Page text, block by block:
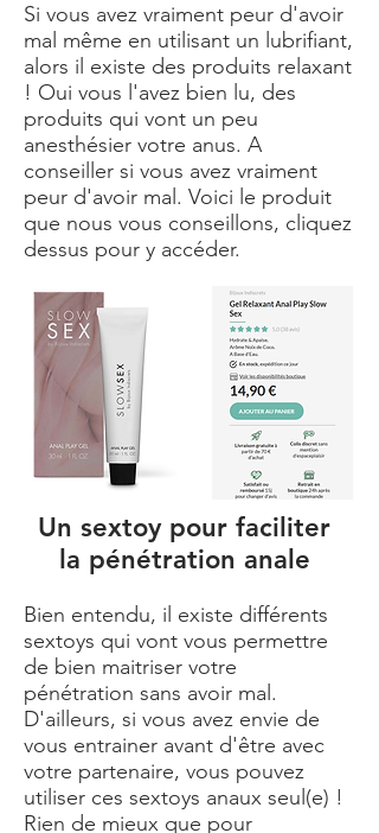
Si vous avez vraiment peur d'avoir
mal même en utilisant un lubrifiant,
alors il existe des produits relaxant
! Oui vous l'avez bien lu, des
produits qui vont un peu
anesthésier votre anus. A
conseiller si vous avez vraiment
peur d'avoir mal. Voici le produit
que nous vous conseillons, cliquez
dessus pour y accéder.
Un sextoy pour faciliter
la pénétration anale
Bien entendu, il existe différents
sextoys qui vont vous permettre
de bien maitriser votre
pénétration sans avoir mal.
D'ailleurs, si vous avez envie de
vous entrainer avant d'être avec
votre partenaire, vous pouvez
utiliser ces sextoys anaux seul(e) !
Rien de mieux que pour